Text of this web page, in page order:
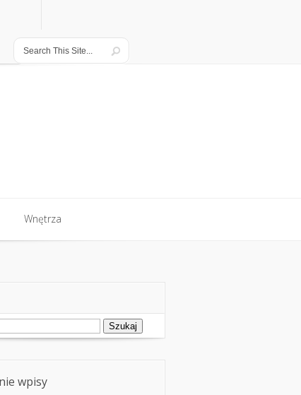
Wnętrza
wpisy